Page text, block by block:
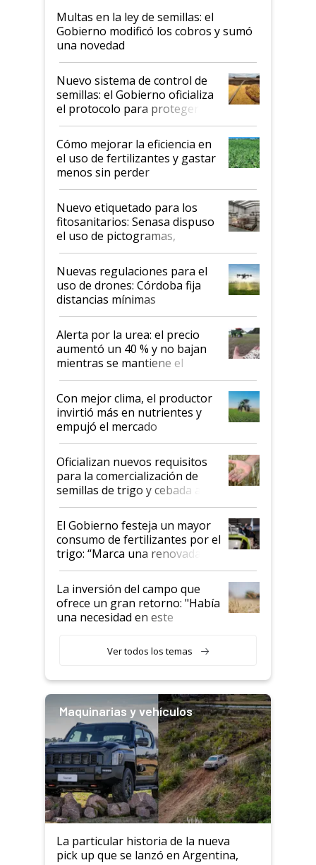
Multas en la ley de semillas: el
Gobierno modificó los cobros y sumó
una novedad
Nuevo sistema de control de
semillas: el Gobierno oficializa
el protocolo para proteger la
propiedad intelectual
Cómo mejorar la eficiencia en
el uso de fertilizantes y gastar
menos sin perder
productividad en la campaña
fina
Nuevo etiquetado para los
fitosanitarios: Senasa dispuso
el uso de pictogramas,
palabras de advertencia e
indicaciones
Nuevas regulaciones para el
uso de drones: Córdoba fija
distancias mínimas
Alerta por la urea: el precio
aumentó un 40 % y no bajan
mientras se mantiene el
conflicto en Medio Oriente
Con mejor clima, el productor
invirtió más en nutrientes y
empujó el mercado
Oficializan nuevos requisitos
para la comercialización de
semillas de trigo y cebada a
granel
El Gobierno festeja un mayor
consumo de fertilizantes por el
trigo: “Marca una renovada
confianza de los productores”
La inversión del campo que
ofrece un gran retorno: "Había
una necesidad en este
Ver todos los temas
Maquinarias y vehículos
La particular historia de la nueva
pick up que se lanzó en Argentina,